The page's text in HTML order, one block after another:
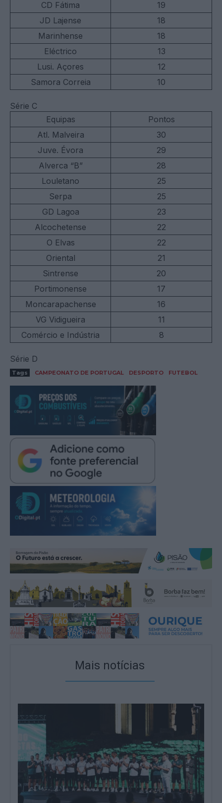
CD Fátima
19
JD Lajense
18
Marinhense
18
Eléctrico
13
Lusi. Açores
12
Samora Correia
10
Série C
Equipas
Pontos
Atl. Malveira
30
Juve. Évora
29
Alverca “B”
28
Louletano
25
Serpa
25
GD Lagoa
23
Alcochetense
22
O Elvas
22
Oriental
21
Sintrense
20
Portimonense
17
Moncarapachense
16
VG Vidigueira
11
Comércio e Indústria
8
Série D
Tags CAMPEONATO DE PORTUGAL DESPORTO FUTEBOL
Mais notícias